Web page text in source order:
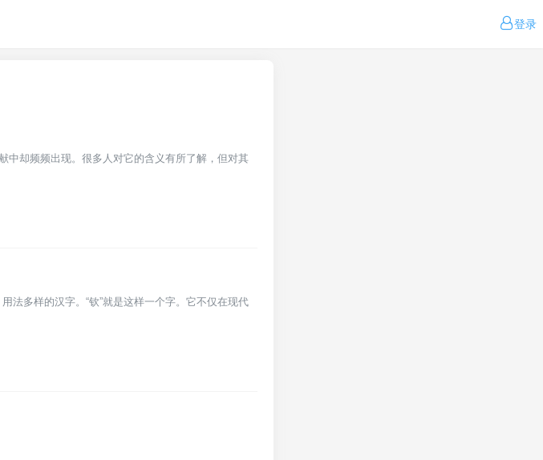
登录
中却频频出现。很多人对它的含义有所了解，但对其
法多样的汉字。“钦”就是这样一个字。它不仅在现代